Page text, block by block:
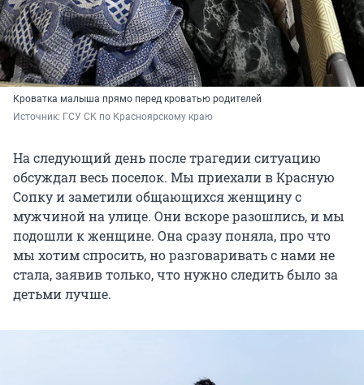
Кроватка малыша прямо перед кроватью родителей
Источник: ГСУ СК по Красноярскому краю
На следующий день после трагедии ситуацию
обсуждал весь поселок. Мы приехали в Красную
Сопку и заметили общающихся женщину с
мужчиной на улице. Они вскоре разошлись, и мы
подошли к женщине. Она сразу поняла, про что
мы хотим спросить, но разговаривать с нами не
стала, заявив только, что нужно следить было за
детьми лучше.